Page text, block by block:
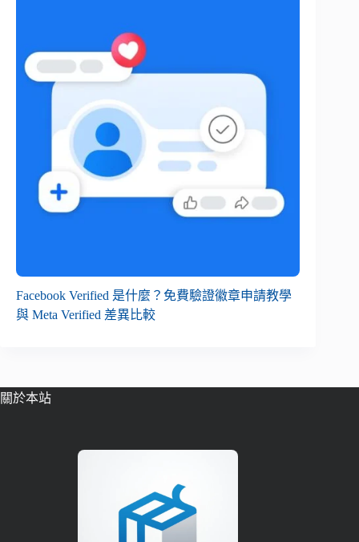
Facebook Verified 是什麼？免費驗證徽章申請教學
與 Meta Verified 差異比較
關於本站